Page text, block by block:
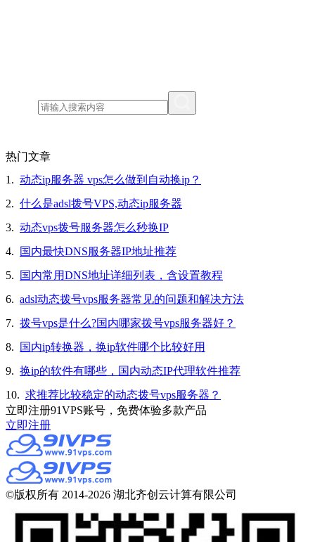
热门文章
1. 动态ip服务器 vps怎么做到自动换ip？
2. 什么是adsl拨号VPS,动态ip服务器
3. 动态vps拨号服务器怎么秒换IP
4.
国内最快DNS服务器IP地址推荐
5.
国内常用DNS地址详细列表，含设置教程
6. adsl动态拨号vps服务器常见的问题和解决方法
7. 拨号vps是什么?国内哪家拨号vps服务器好？
8.
国内ip转换器，换ip软件哪个比较好用
9. 换ip的软件有哪些，国内动态IP代理软件推荐
10. 求推荐比较稳定的动态拨号vps服务器？
立即注册91VPS账号，免费体验多款产品
立即注册
©版权所有 2014-2026 湖北齐创云计算有限公司